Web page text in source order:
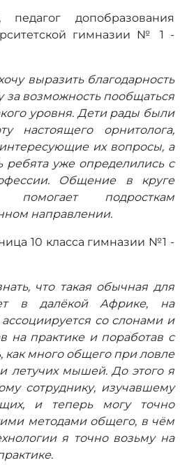
, педагог допобразования
гимназии № 1 -
выразить благодарность
за возможность пообщаться
уровня. Дети рады были
настоящего орнитолога,
их вопросы, а
ребята уже определились с
Общение в круге
помогает подросткам
направлении.
10 класса гимназии №1 -
что такая обычная для
в далёкой Африке, на
со слонами и
на практике и поработав с
как много общего при ловле
летучих мышей. До этого я
сотруднику, изучавшему
и теперь могу точно
методами общего, в чём
я точно возьму на